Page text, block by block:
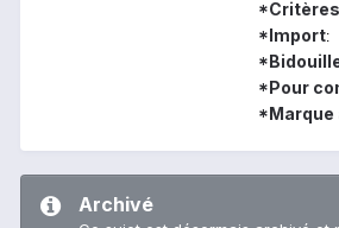
*Import:
*Pour
*Marque
Archivé